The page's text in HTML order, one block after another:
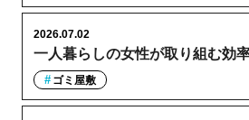
一人暮らしの女性が取り組む効
2026.07.02
ゴミ屋敷